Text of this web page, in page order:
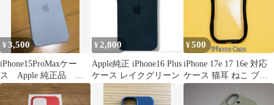
¥3,500
iPhone15ProMaxケー
ス Apple 純正品 ブ
ルー
¥ 2,800
Apple純正 iPhone16 Plus
ケース レイクグリーン ​​​​​​​
¥500
iPhone 17e 17 16e 対応
ケース 猫耳 ねこ ブラ
ック 黒 スマホケース
透明 クリア 高透明PC